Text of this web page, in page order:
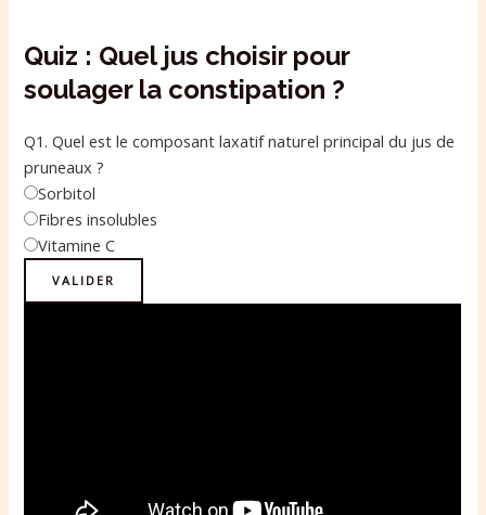
Quiz : Quel jus choisir pour
soulager la constipation ?
Q1. Quel est le composant laxatif naturel principal du jus de
pruneaux ?
Sorbitol
Fibres insolubles
Vitamine C
VALIDER